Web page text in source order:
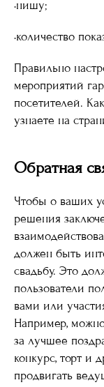
·нишу;
·количество
Правильно
мероприятий
посетителей.
узнаете на
Обратная
Чтобы о ваших
решения
должен быть
свадьбу. Это
пользователи
вами или
Например,
за лучшее
конкурс, торт и
продвигать